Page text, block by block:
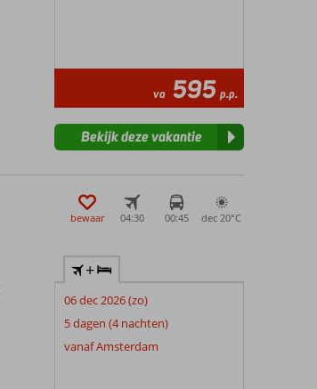
va 595 p.p.
Bekijk deze vakantie
bewaar 04:30 00:45 dec 20°C
+
06 dec 2026 (zo)
5 dagen (4 nachten)
vanaf Amsterdam